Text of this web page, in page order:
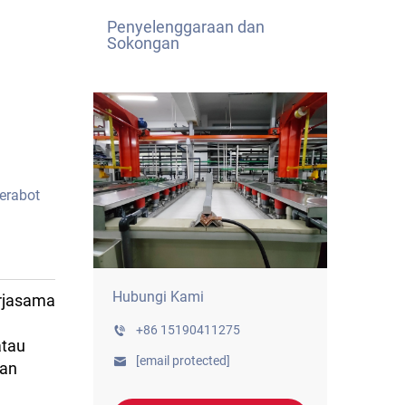
Penyelenggaraan dan
Sokongan
Hubungi Kami
+86 15190411275
[email protected]